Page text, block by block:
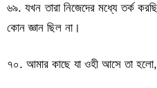
৬৯. যখন তারা নিজেদের মধ্যে তর্ক
কোন জ্ঞান ছিল না।
৭০. আমার কাছে যা ওহী আসে তা